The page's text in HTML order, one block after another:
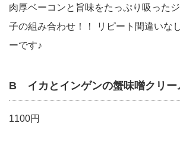
肉厚ベーコンと旨味をたっぷり吸った
子の組み合わせ！！ リピート間違いな
ーです♪
B イカとインゲンの蟹味噌クリー
1100円